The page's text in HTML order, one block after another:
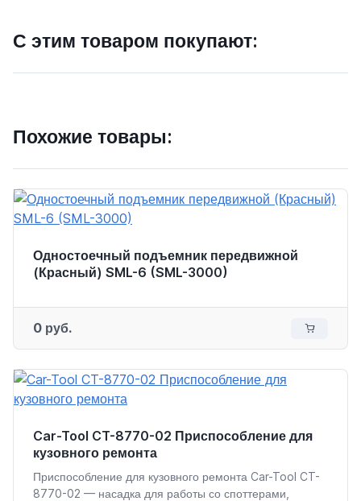
С этим товаром покупают:
Похожие товары:
Одностоечный подъемник передвижной
(Красный) SML-6 (SML-3000)
0 руб.
Car-Tool CT-8770-02 Приспособление для
кузовного ремонта
Приспособление для кузовного ремонта Car-Tool CT-
8770-02 — насадка для работы со споттерами,